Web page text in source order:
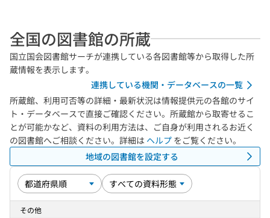
全国の図書館の所蔵
国立国会図書館サーチが連携している各図書館等から取得した所
蔵情報を表示します。
連携している機関・データベースの一覧
所蔵館、利用可否等の詳細・最新状況は情報提供元の各館のサイ
ト・データベースで直接ご確認ください。所蔵館から取寄せるこ
とが可能かなど、資料の利用方法は、ご自身が利用されるお近く
の図書館へご相談ください。詳細は ヘルプ をご覧ください。
地域の図書館を設定する
その他